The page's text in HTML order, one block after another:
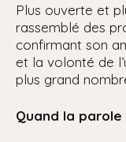
Plus ouverte et
rassemblé des
confirmant son
et la volonté de
plus grand
Quand la parole